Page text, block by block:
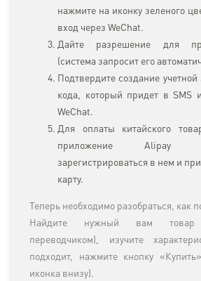
нажмите на иконку зеленого
вход через WeChat.
Дайте разрешение для
(система запросит его
Подтвердите создание
кода, который придет в SMS
WeChat.
Для оплаты китайского
приложение Alipay
зарегистрироваться в нем и
карту.
Теперь необходимо разобраться, как
Найдите нужный вам товар
переводчиком), изучите
подходит, нажмите кнопку
иконка внизу).